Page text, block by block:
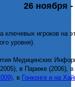
26 ноября -
ключевых игроков
уровня).
Медицинских
в Париже (2006), в
, в Гонконге и на